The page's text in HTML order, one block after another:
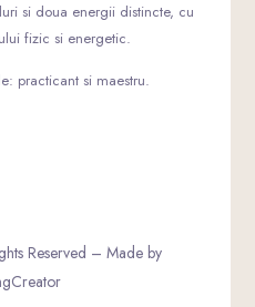
si doua energii distincte, cu
fizic si energetic.
practicant si maestru.
Reserved – Made by